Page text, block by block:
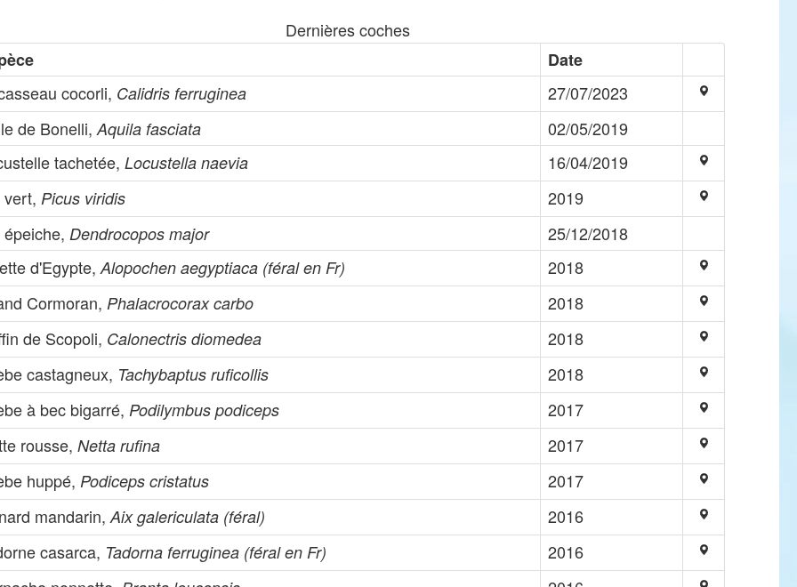
Dernières coches
Date
cocorli, Calidris ferruginea
27/07/2023
de Bonelli,Aquila fasciata
02/05/2019
tachetée,Locustella naevia
16/04/2019
vert, Picus viridis
2019
Dendrocopos major
25/12/2018
d'Egypte,Alopochen aegyptiaca (féral en Fr)
2018
Cormoran, Phalacrocorax carbo
2018
de Scopoli, Calonectris diomedea
2018
castagneux, Tachybaptus ruficollis
2018
à bec bigarré, Podilymbus podiceps
2017
rousse,Netta rufina
2017
huppé, Podiceps cristatus
2017
mandarin,Aix galericulata (féral)
2016
casarca, Tadorna ferruginea (féral en Fr)
2016